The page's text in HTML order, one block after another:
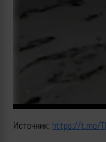
Источник: https://t.me/